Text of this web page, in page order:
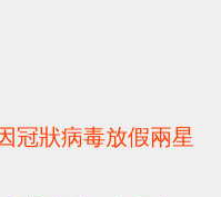
冠狀病毒放假兩星